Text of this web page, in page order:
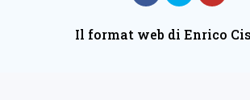
Il format web di Enrico